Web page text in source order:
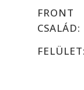
FRONT
CSALÁD:
FELÜLET: